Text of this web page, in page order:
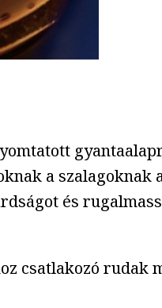
a szalagoknak
és
csatlakozó rudak